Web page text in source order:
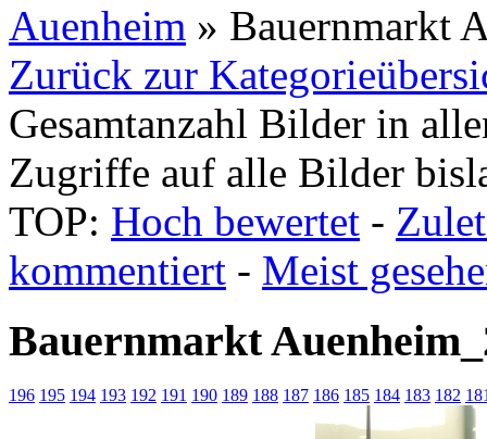
Auenheim » Bauernmarkt
Zurück zur
Gesamtanzahl Bilder in
Zugriffe auf alle Bilder
TOP: Hoch bewertet -
kommentiert - Meist
Bauernmarkt
196 195 194 193 192 191 190 189 188 187 186 185 184 183 182